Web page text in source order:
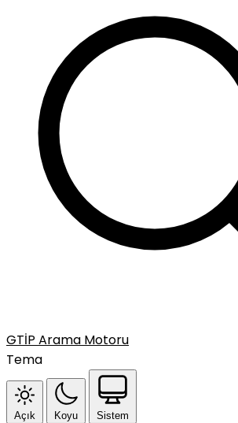
GTİP Arama Motoru
Tema
Açık Koyu Sistem